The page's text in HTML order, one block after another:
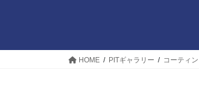
HOME PITギャラリー コーティ